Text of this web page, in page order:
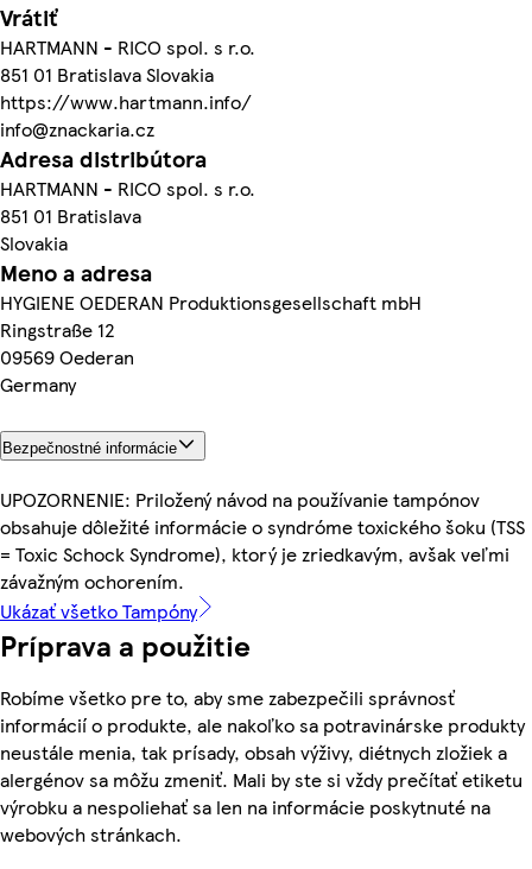
Vrátiť
HARTMANN - RICO spol. s r.o.
851 01 Bratislava Slovakia
https://www.hartmann.info/
info@znackaria.cz
Adresa distribútora
HARTMANN - RICO spol. s r.o.
851 01 Bratislava
Slovakia
Meno a adresa
HYGIENE OEDERAN Produktionsgesellschaft mbH
Ringstraße 12
09569 Oederan
Germany
Bezpečnostné informácie
UPOZORNENIE: Priložený návod na používanie tampónov
obsahuje dôležité informácie o syndróme toxického šoku (TSS
= Toxic Schock Syndrome), ktorý je zriedkavým, avšak veľmi
závažným ochorením.
Ukázať všetko Tampóny
Príprava a použitie
Robíme všetko pre to, aby sme zabezpečili správnosť
informácií o produkte, ale nakoľko sa potravinárske produkty
neustále menia, tak prísady, obsah výživy, diétnych zložiek a
alergénov sa môžu zmeniť. Mali by ste si vždy prečítať etiketu
výrobku a nespoliehať sa len na informácie poskytnuté na
webových stránkach.